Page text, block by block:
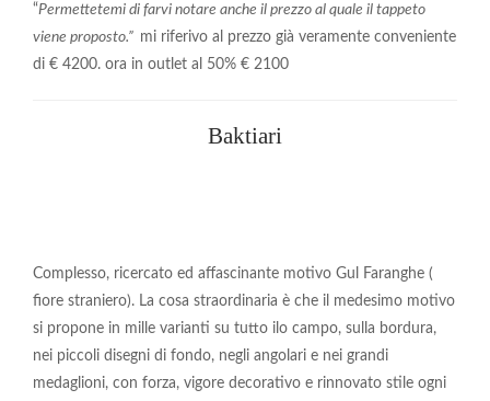
“Permettetemi di farvi notare anche il prezzo al quale il tappeto
viene proposto.” mi riferivo al prezzo già veramente conveniente
di € 4200. ora in outlet al 50% € 2100
Baktiari
Complesso, ricercato ed affascinante motivo Gul Faranghe (
fiore straniero). La cosa straordinaria è che il medesimo motivo
si propone in mille varianti su tutto ilo campo, sulla bordura,
nei piccoli disegni di fondo, negli angolari e nei grandi
medaglioni, con forza, vigore decorativo e rinnovato stile ogni